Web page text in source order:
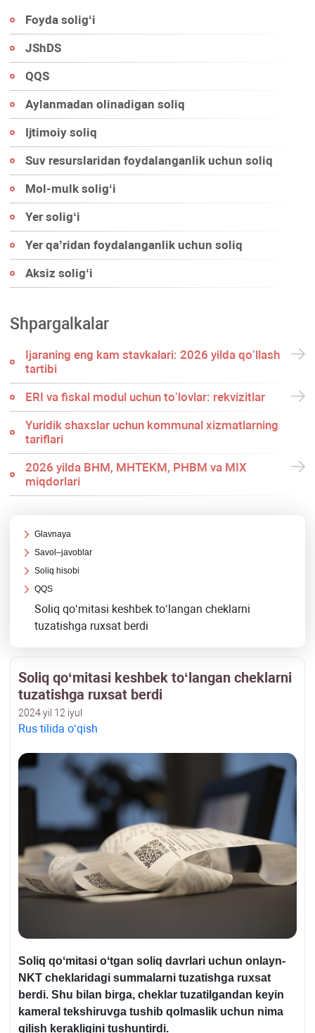
Foyda soligʻi
JShDS
QQS
Aylanmadan olinadigan soliq
Ijtimoiy soliq
Suv resurslaridan foydalanganlik uchun soliq
Mol-mulk soligʻi
Yer soligʻi
Yer qa’ridan foydalanganlik uchun soliq
Aksiz soligʻi
Shpargalkalar
Ijaraning eng kam stavkalari: 2026 yilda qoʻllash
tartibi
ERI va fiskal modul uchun toʻlovlar: rekvizitlar
Yuridik shaхslar uchun kommunal хizmatlarning
tariflari
2026 yilda BHM, MHTEKM, PHBM va MIX
miqdorlari
Glavnaya
Savol–javoblar
Soliq hisobi
QQS
Soliq qoʻmitasi keshbek toʻlangan cheklarni
tuzatishga ruхsat berdi
Soliq qoʻmitasi keshbek toʻlangan cheklarni
tuzatishga ruхsat berdi
2024 yil 12 iyul
Rus tilida oʻqish
Soliq qoʻmitasi oʻtgan soliq davrlari uchun onlayn-
NKT cheklaridagi summalarni tuzatishga ruхsat
berdi. Shu bilan birga, cheklar tuzatilgandan keyin
kameral tekshiruvga tushib qolmaslik uchun nima
qilish kerakligini tushuntirdi.